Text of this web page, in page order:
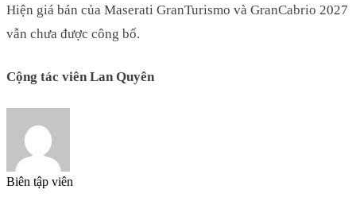
Hiện giá bán của Maserati GranTurismo và GranCabrio 2027
vẫn chưa được công bố.
Cộng tác viên Lan Quyên
Biên tập viên